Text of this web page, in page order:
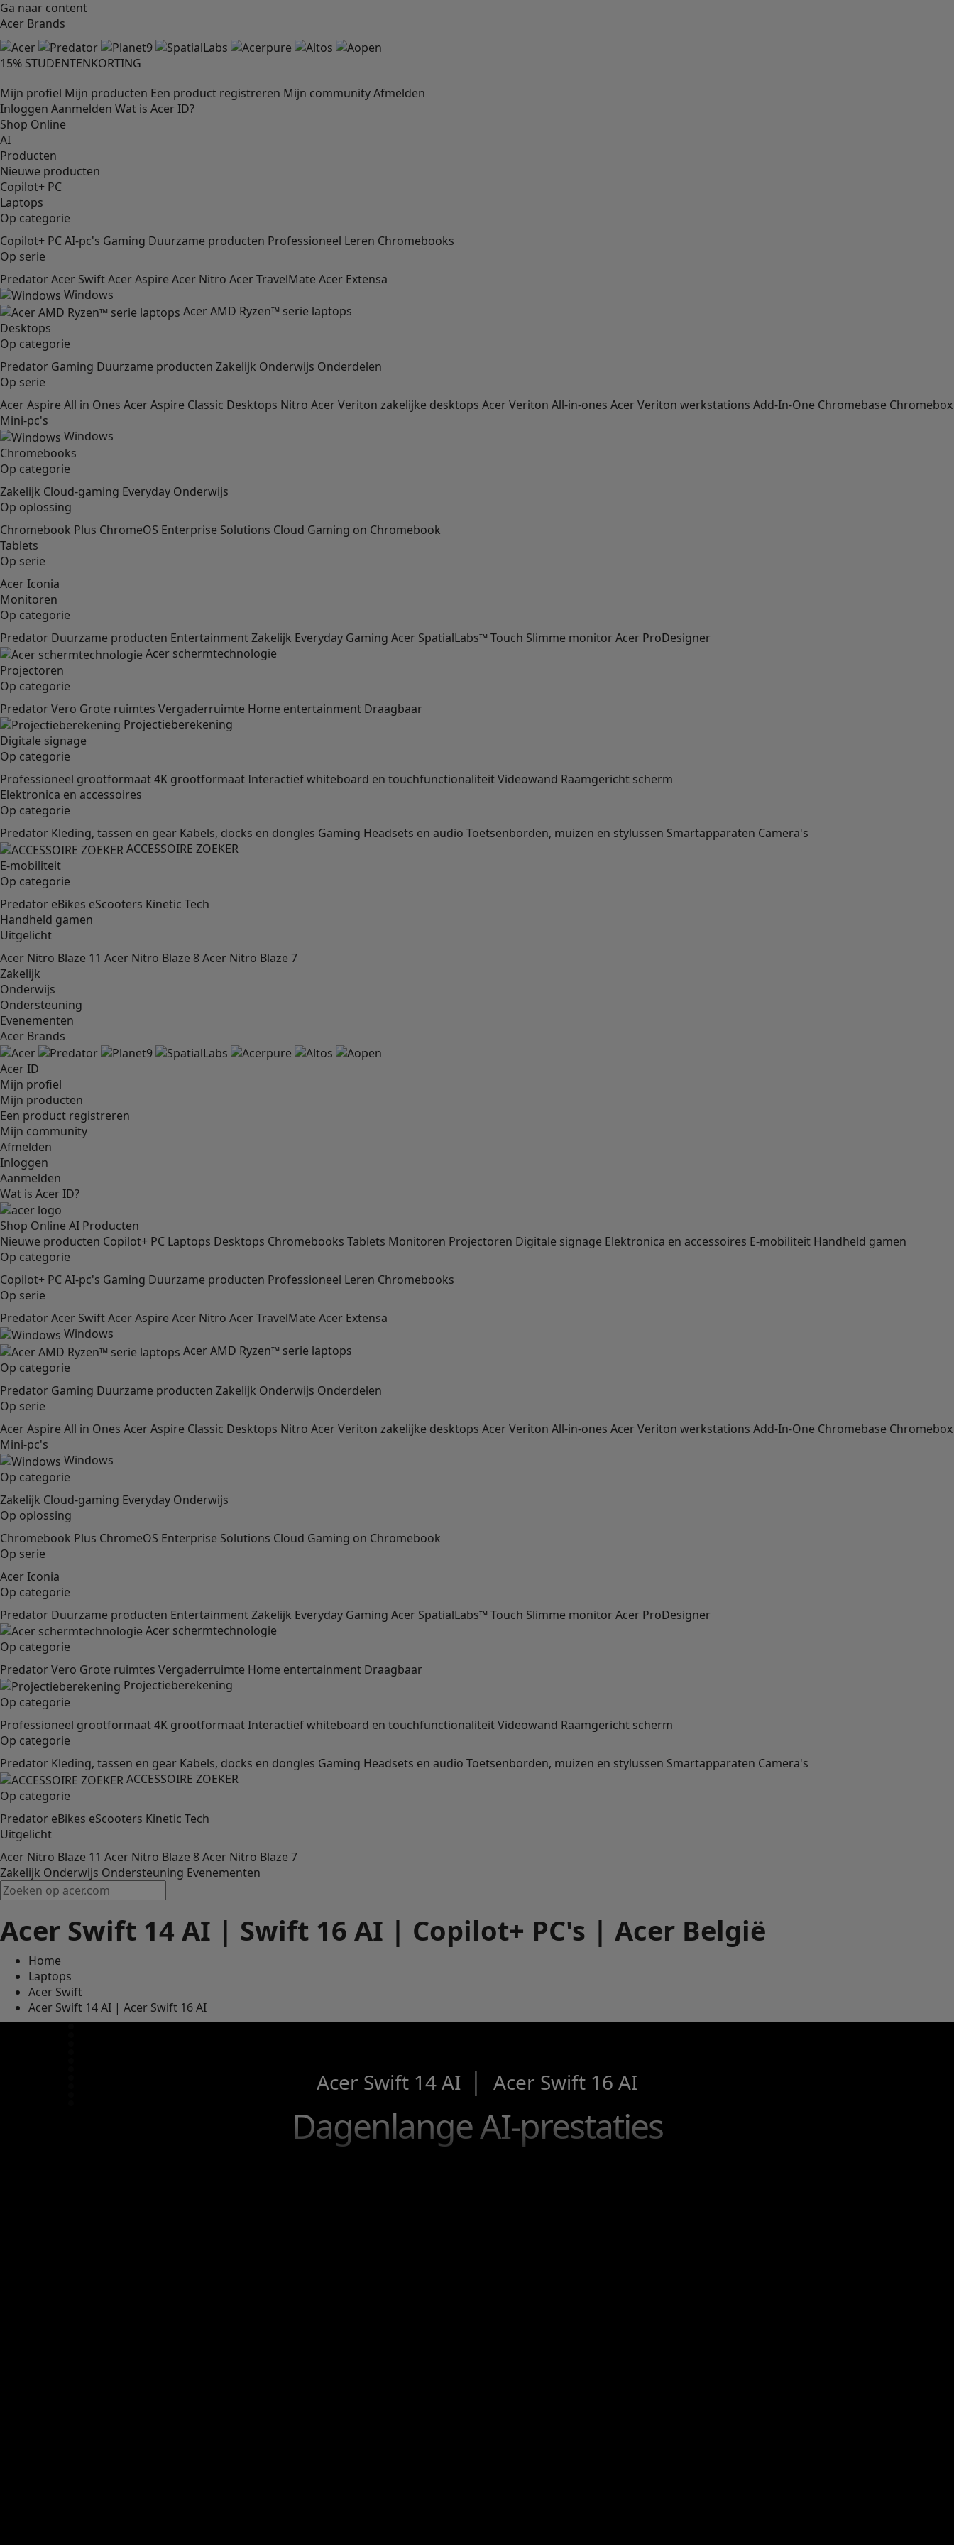
Ga naar content
Acer Brands
15% STUDENTENKORTING
Mijn profiel Mijn producten Een product registreren Mijn communityAfmelden
Inloggen Aanmelden Wat is Acer ID?
Shop Online
AI
Producten
Nieuwe producten
Copilot+ PC
Laptops
Op categorie
Copilot+ PCAI-pc's Gaming Duurzame producten Professioneel Leren Chromebooks
Op serie
PredatorAcer SwiftAcer Aspire Acer Nitro Acer TravelMate Acer Extensa
Windows
Acer AMD Ryzen™ serie laptops
Desktops
Op categorie
Predator Gaming Duurzame producten Zakelijk Onderwijs Onderdelen
Op serie
Acer Aspire All in Ones Acer Aspire Classic Desktops Nitro Acer Veriton zakelijke desktops Acer Veriton All-in-ones Acer Veriton werkstations Add-In-One Chromebase Chromebox
Mini-pc's
Windows
Chromebooks
Op categorie
Zakelijk Cloud-gaming Everyday Onderwijs
Op oplossing
Chromebook Plus ChromeOS Enterprise Solutions Cloud Gaming on Chromebook
Tablets
Op serie
Acer Iconia
Monitoren
Op categorie
Predator Duurzame producten EntertainmentZakelijk Everyday Gaming Acer SpatialLabs™ Touch Slimme monitorAcer ProDesigner
Acer schermtechnologie
Projectoren
Op categorie
PredatorVero Grote ruimtes Vergaderruimte Home entertainment Draagbaar
Projectieberekening
Digitale signage
Op categorie
Professioneel grootformaat4K grootformaatInteractief whiteboard en touchfunctionaliteitVideowand Raamgericht scherm
Elektronica en accessoires
Op categorie
Predator Kleding, tassen en gear Kabels, docks en dongles Gaming Headsets en audio Toetsenborden, muizen en stylussen Smartapparaten Camera's
ACCESSOIRE ZOEKER
E-mobiliteit
Op categorie
Predator eBikes eScooters Kinetic Tech
Handheld gamen
Uitgelicht
Acer Nitro Blaze 11 Acer Nitro Blaze 8Acer Nitro Blaze 7
Zakelijk
Onderwijs
Ondersteuning
Evenementen
Acer Brands
Acer ID
Mijn profiel
Mijn producten
Een product registreren
Mijn community
Afmelden
Inloggen
Aanmelden
Wat is Acer ID?
Shop Online AI Producten
Nieuwe producten Copilot+ PC Laptops Desktops Chromebooks Tablets Monitoren Projectoren Digitale signage Elektronica en accessoires E-mobiliteit Handheld gamen
Op categorie
Copilot+ PCAI-pc's Gaming Duurzame producten Professioneel Leren Chromebooks
Op serie
PredatorAcer SwiftAcer Aspire Acer Nitro Acer TravelMate Acer Extensa
Windows
Acer AMD Ryzen™ serie laptops
Op categorie
Predator Gaming Duurzame producten Zakelijk Onderwijs Onderdelen
Op serie
Acer Aspire All in Ones Acer Aspire Classic Desktops Nitro Acer Veriton zakelijke desktops Acer Veriton All-in-ones Acer Veriton werkstations Add-In-One Chromebase Chromebox
Mini-pc's
Windows
Op categorie
Zakelijk Cloud-gaming Everyday Onderwijs
Op oplossing
Chromebook Plus ChromeOS Enterprise Solutions Cloud Gaming on Chromebook
Op serie
Acer Iconia
Op categorie
Predator Duurzame producten EntertainmentZakelijk Everyday Gaming Acer SpatialLabs™ Touch Slimme monitorAcer ProDesigner
Acer schermtechnologie
Op categorie
PredatorVero Grote ruimtes Vergaderruimte Home entertainment Draagbaar
Projectieberekening
Op categorie
Professioneel grootformaat4K grootformaatInteractief whiteboard en touchfunctionaliteitVideowand Raamgericht scherm
Op categorie
Predator Kleding, tassen en gear Kabels, docks en dongles Gaming Headsets en audio Toetsenborden, muizen en stylussen Smartapparaten Camera's
ACCESSOIRE ZOEKER
Op categorie
Predator eBikes eScooters Kinetic Tech
Uitgelicht
Acer Nitro Blaze 11 Acer Nitro Blaze 8Acer Nitro Blaze 7
Zakelijk Onderwijs Ondersteuning Evenementen
Acer Swift 14 AI | Swift 16 AI | Copilot+ PC's | Acer België
Home
Laptops
Acer Swift
Acer Swift 14 AI | Acer Swift 16 AI
Acer Swift 14 AI Acer Swift 16 AI
Dagenlange AI-prestaties